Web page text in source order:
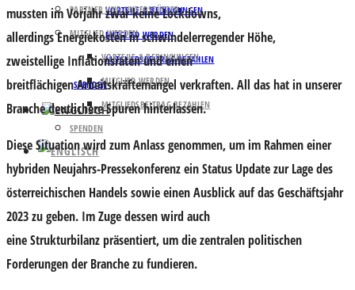
VORTEILE & BEDINGUNGEN
MITGLIED WERDEN
MITGLIEDSBEITRAG BEZAHLEN
SPENDEN
PARTNER UND UNTERSTÜTZER
MITGLIED WERDEN
VORTEILE & BEDINGUNGEN
MITGLIED WERDEN
MITGLIEDSBEITRAG BEZAHLEN
SPENDEN
mussten im Vorjahr zwar keine Lockdowns,
allerdingsEnergiekostenin schwindelerregender Höhe,
zweistellige Inflationsratenund einen
breitflächigenArbeitskräftemangel verkraften. All das hat in unserer
Branche deutlichere Spuren hinterlassen.
Diese Situation wird zum Anlass genommen, um im Rahmen einer
hybriden Neujahrs-Pressekonferenz einStatus Update zur Lage des
österreichischen Handelssowie einenAusblick auf das Geschäftsjahr
2023zu geben. Im Zuge dessen wird auch
eineStrukturbilanzpräsentiert, um die zentralen politischen
Forderungen der Branche zu fundieren.